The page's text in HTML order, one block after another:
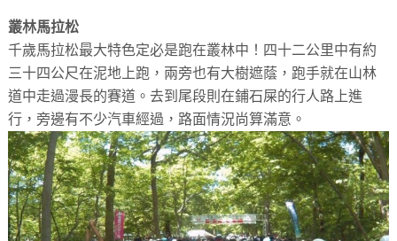
叢林馬拉松
千歲馬拉松最大特色定必是跑在叢林中！四十二公里中有約
三十四公尺在泥地上跑，兩旁也有大樹遮蔭，跑手就在山林
道中走過漫長的賽道。去到尾段則在鋪石屎的行人路上進
行，旁邊有不少汽車經過，路面情況尚算滿意。